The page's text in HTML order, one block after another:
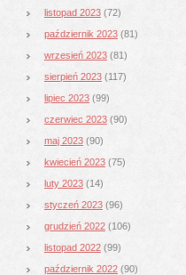
listopad 2023 (72)
październik 2023 (81)
wrzesień 2023 (81)
sierpień 2023 (117)
lipiec 2023 (99)
czerwiec 2023 (90)
maj 2023 (90)
kwiecień 2023 (75)
luty 2023 (14)
styczeń 2023 (96)
grudzień 2022 (106)
listopad 2022 (99)
październik 2022 (90)